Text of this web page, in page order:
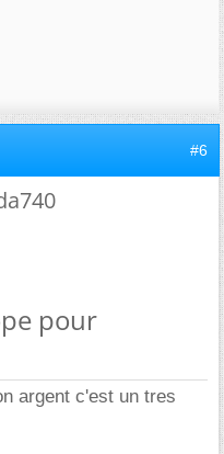
#6
pour
argent c'est un tres